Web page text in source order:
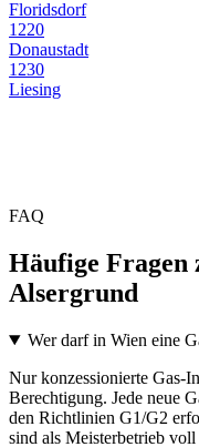
Floridsdorf
1220
Donaustadt
1230
Liesing
FAQ
Häufige Fragen
Alsergrund
Wer darf in Wien eine
Nur konzessionierte Gas-
Berechtigung. Jede neue
den Richtlinien G1/G2
sind als Meisterbetrieb